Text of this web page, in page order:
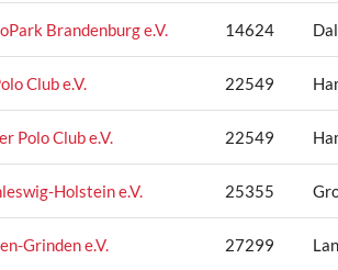
Brandenburg e.V. 14624
Club e.V. 22549
Polo Club e.V. 22549
Holstein e.V. 25355
Grinden e.V. 27299